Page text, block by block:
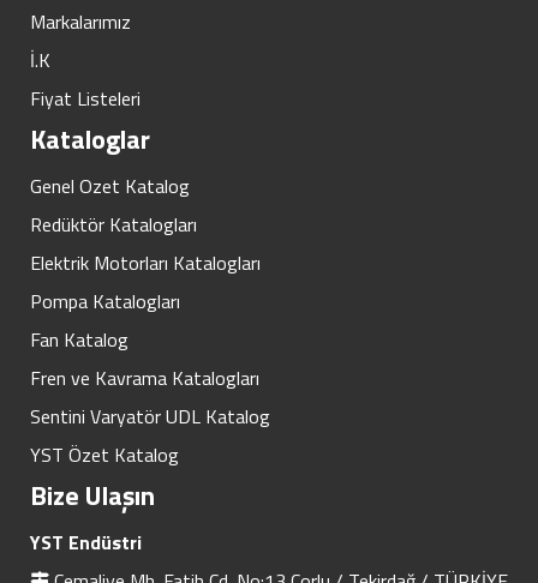
Markalarımız
İ.K
Fiyat Listeleri
Kataloglar
Genel Ozet Katalog
Redüktör Katalogları
Elektrik Motorları Katalogları
Pompa Katalogları
Fan Katalog
Fren ve Kavrama Katalogları
Sentini Varyatör UDL Katalog
YST Özet Katalog
Bize Ulaşın
YST Endüstri